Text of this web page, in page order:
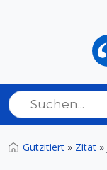
Gutzitiert » Zitat »